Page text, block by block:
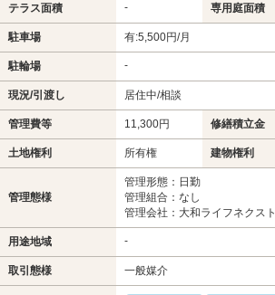
テラス面積 - 専用庭面積
駐車場 有:5,500円/月
駐輪場 -
現況/引渡し 居住中/相談
管理費等 11,300円 修繕積立金
土地権利 所有権 建物権利
管理態様
管理形態：日勤
管理組合：なし
管理会社：大和ライフネクスト
用途地域 -
取引態様 一般媒介